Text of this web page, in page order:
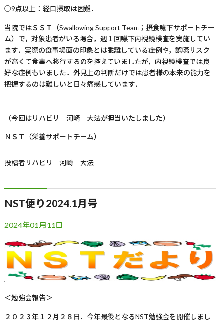
○9点以上：経口摂取は困難．
当院ではＳＳＴ（Swallowing Support Team ；摂食嚥下サポートチー
ム）で，対象患者がいる場合，週１回嚥下内視鏡検査を実施してい
ます．実際の食事場面の印象とは乖離している症例や，誤嚥リスク
が高くて食事へ移行するのを控えていましたが，内視鏡検査では良
好な症例もいました．外見上の判断だけでは患者様の本来の能力を
把握するのは難しいと日々痛感しています．
（今回はリハビリ 河崎 大法が担当いたしました）
ＮＳＴ（栄養サポートチーム）
投稿者リハビリ 河崎 大法
NST便り2024.1月号
2024年01月11日
＜勉強会報告＞
２０２３年１２月２８日、今年最後となるNST勉強会を開催しまし